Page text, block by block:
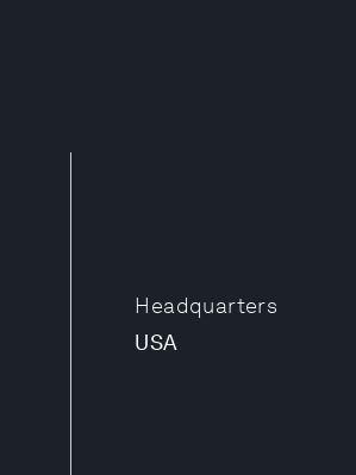
Headquarters
USA